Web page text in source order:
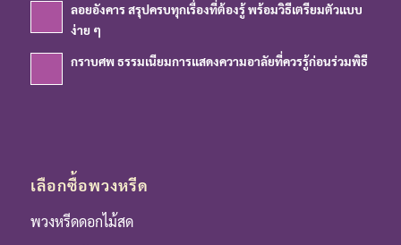
ลอยอังคาร สรุปครบทุกเรื่องที่ต้องรู้ พร้อมวิธีเตรียมตัวแบบ
ง่าย ๆ
กราบศพ ธรรมเนียมการแสดงความอาลัยที่ควรรู้ก่อนร่วมพิธี
เลือกซื้อพวงหรีด
พวงหรีดดอกไม้สด